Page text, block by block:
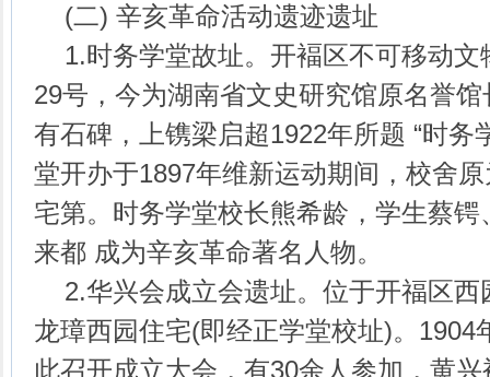
(二) 辛亥革命活动遗迹遗址
1.时务学堂故址。开褔区不可移动文
29号，今为湖南省文史研究馆原名誉
有石碑，上镌梁启超1922年所题 “时务
堂开办于1897年维新运动期间，校舍
宅第。时务学堂校长熊希龄，学生蔡
来都 成为辛亥革命著名人物。
2.华兴会成立会遗址。位于开福区西
龙璋西园住宅(即经正学堂校址)。1904
此召开成立大会，有30余人参加，黄